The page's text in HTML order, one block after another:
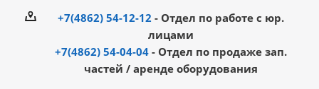
+7(4862) 54-12-12 - Отдел по работе с юр.
лицами
+7(4862) 54-04-04 - Отдел по продаже зап.
частей / аренде оборудования